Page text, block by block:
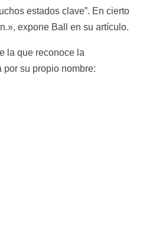
estados clave”. En cierto
expone Ball en su artículo.
la que reconoce la
por su propio nombre: